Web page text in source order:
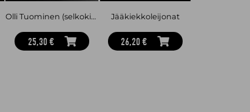
Olli Tuominen (selkokirja) : squashin mestari
25,30 €
Jääkiekkoleijonat
26,20 €